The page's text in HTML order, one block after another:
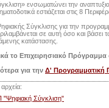
ενσωματώνει την
εστιάζεται στις 8
Σύγκλισης για την
σε αυτή όσο και
κατάστασης.
το Επιχειρησιακό
για την Δ' Προγραμματική
"Ψηφιακή Σύγκλιση"